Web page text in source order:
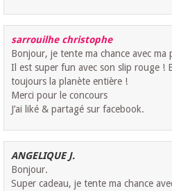
sarrouilhe christophe
Bonjour, je tente ma chance avec ma
Il est super fun avec son slip rouge !
toujours la planète entière !
Merci pour le concours
J’ai liké & partagé sur facebook.
ANGELIQUE J.
Bonjour.
Super cadeau, je tente ma chance